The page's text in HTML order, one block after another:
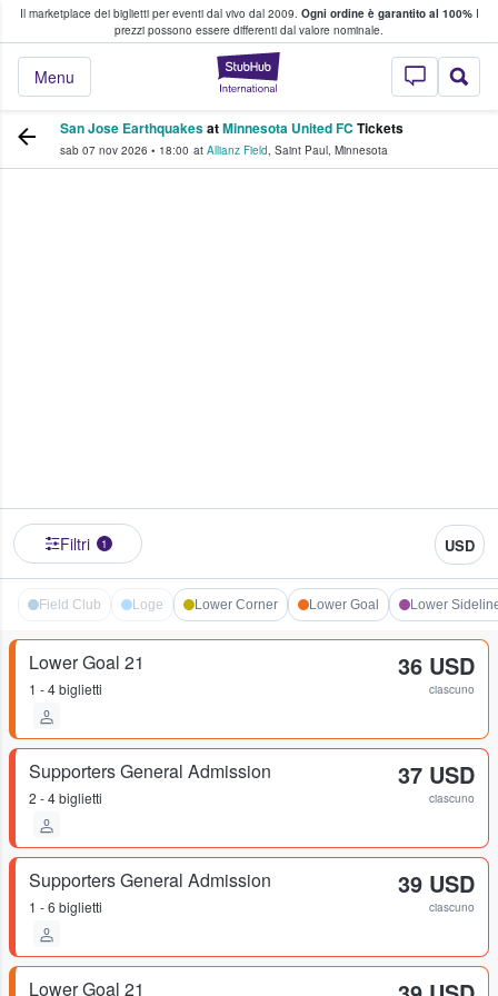
Il marketplace dei biglietti per eventi dal vivo dal 2009. Ogni ordine è garantito al 100%I
prezzi possono essere differenti dal valore nominale.
StubHub - Dove
Menu
fan comprano e vendono biglietti
San Jose EarthquakesatMinnesota United FC Tickets
sab 07 nov 2026 • 18:00 at Allianz Field, Saint Paul, Minnesota
Filtri 1 USD
Field Club Loge Lower Corner Lower Goal Lower
Lower Goal 21
1 - 4 biglietti
36 USD
ciascuno
Supporters General Admission
2 - 4 biglietti
37 USD
ciascuno
Supporters General Admission
1 - 6 biglietti
39 USD
ciascuno
Lower Goal 21